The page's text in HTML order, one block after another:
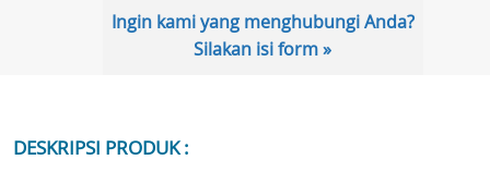
Ingin kami yang menghubungi Anda?
Silakan isi form »
DESKRIPSI PRODUK :